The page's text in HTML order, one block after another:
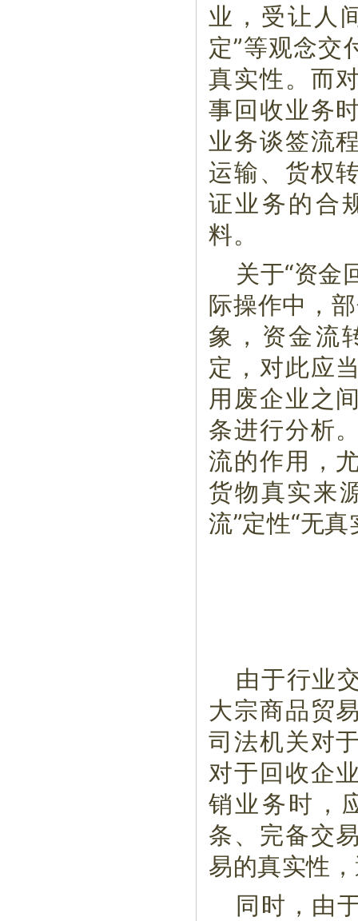
业，受让人
定”等观念交
真实性。而
事回收业务
业务谈签流
运输、货权
证业务的合
料。
关于“资金
际操作中，
象，资金流
定，对此应
用废企业之
条进行分析
流的作用，
货物真实来
流”定性“无
由于行业
大宗商品贸
司法机关对
对于回收企
销业务时，
条、完备交
易的真实性
同时，由